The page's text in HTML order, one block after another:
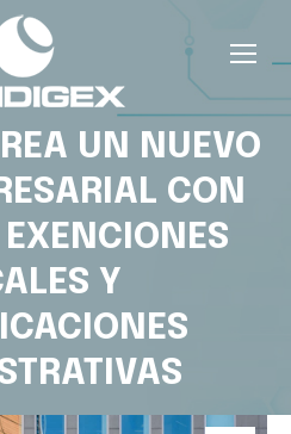
UN NUEVO
CON
Y